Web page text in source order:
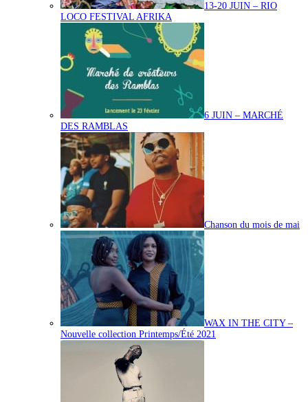
13-20 JUIN – RIO
LOCO FESTIVAL AFRIKA
6 JUIN – MARCHÉ
DES RAMBLAS
Chanson du mois de mai
WAX IN THE CITY –
Nouvelle collection Printemps/Été 2021